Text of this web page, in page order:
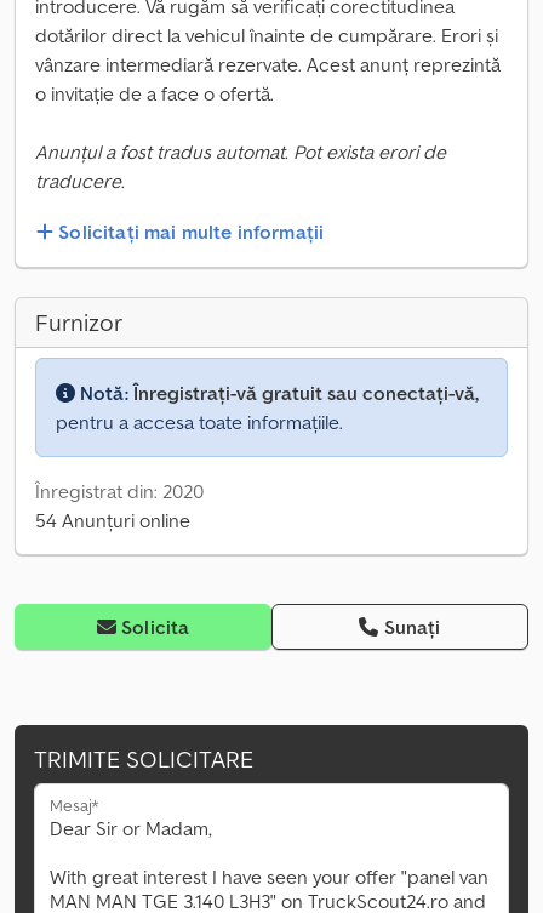
introducere. Vă rugăm să verificați corectitudinea
dotărilor direct la vehicul înainte de cumpărare. Erori și
vânzare intermediară rezervate. Acest anunț reprezintă
o invitație de a face o ofertă.
Anunțul a fost tradus automat. Pot exista erori de
traducere.
Solicitați mai multe informații
Furnizor
Notă:Înregistrați-vă gratuit sau conectați-vă,
pentru a accesa toate informațiile.
Înregistrat din: 2020
54 Anunțuri online
Solicita Sunați
TRIMITE SOLICITARE
Mesaj*